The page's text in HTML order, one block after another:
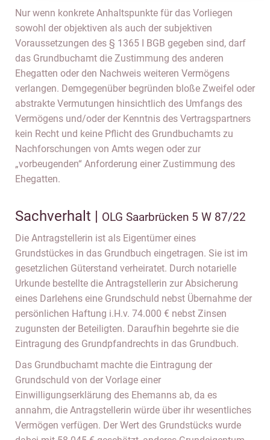
Nur wenn konkrete Anhaltspunkte für das Vorliegen
sowohl der objektiven als auch der subjektiven
Voraussetzungen des § 1365 I BGB gegeben sind, darf
das Grundbuchamt die Zustimmung des anderen
Ehegatten oder den Nachweis weiteren Vermögens
verlangen. Demgegenüber begründen bloße Zweifel oder
abstrakte Vermutungen hinsichtlich des Umfangs des
Vermögens und/oder der Kenntnis des Vertragspartners
kein Recht und keine Pflicht des Grundbuchamts zu
Nachforschungen von Amts wegen oder zur
„vorbeugenden“ Anforderung einer Zustimmung des
Ehegatten.
Sachverhalt | OLG Saarbrücken 5 W 87/22
Die Antragstellerin ist als Eigentümer eines
Grundstückes in das Grundbuch eingetragen. Sie ist im
gesetzlichen Güterstand verheiratet. Durch notarielle
Urkunde bestellte die Antragstellerin zur Absicherung
eines Darlehens eine Grundschuld nebst Übernahme der
persönlichen Haftung i.H.v. 74.000 € nebst Zinsen
zugunsten der Beteiligten. Daraufhin begehrte sie die
Eintragung des Grundpfandrechts in das Grundbuch.
Das Grundbuchamt machte die Eintragung der
Grundschuld von der Vorlage einer
Einwilligungserklärung des Ehemanns ab, da es
annahm, die Antragstellerin würde über ihr wesentliches
Vermögen verfügen. Der Wert des Grundstücks wurde